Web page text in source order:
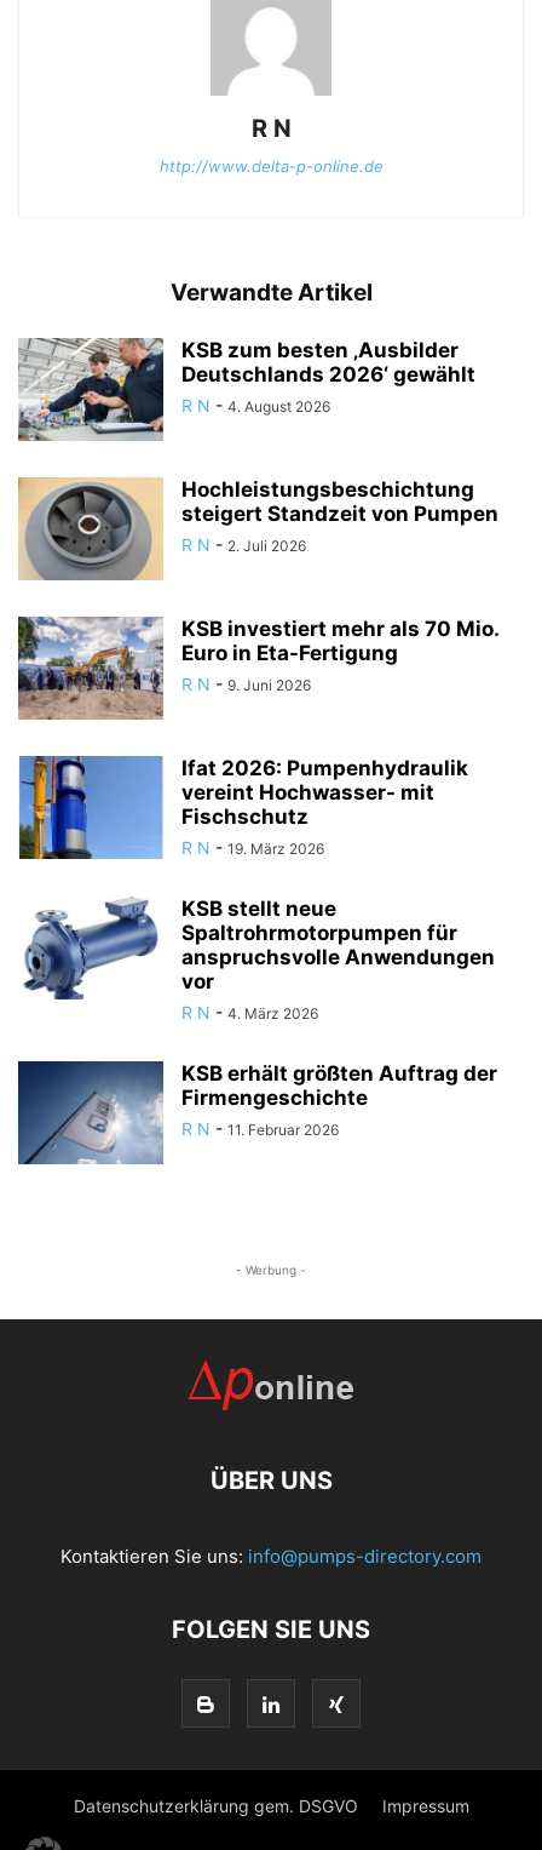
R N
http://www.delta-p-online.de
Verwandte Artikel
KSB zum besten ‚Ausbilder
Deutschlands 2026‘ gewählt
R N - 4. August 2026
Hochleistungsbeschichtung
steigert Standzeit von Pumpen
R N - 2. Juli 2026
KSB investiert mehr als 70 Mio.
Euro in Eta-Fertigung
R N - 9. Juni 2026
Ifat 2026: Pumpenhydraulik
vereint Hochwasser- mit
Fischschutz
R N - 19. März 2026
KSB stellt neue
Spaltrohrmotorpumpen für
anspruchsvolle Anwendungen
vor
R N - 4. März 2026
KSB erhält größten Auftrag der
Firmengeschichte
R N - 11. Februar 2026
- Werbung -
ÜBER UNS
Kontaktieren Sie uns: info@pumps-directory.com
FOLGEN SIE UNS
Datenschutzerklärung gem. DSGVO Impressum